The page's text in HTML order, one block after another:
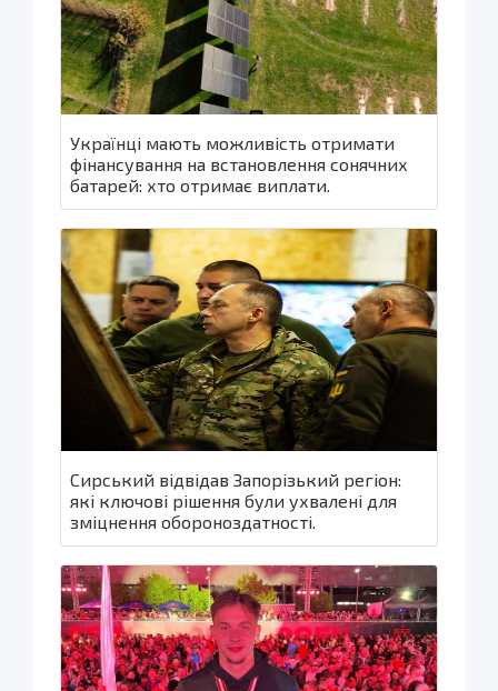
Українці мають можливість отримати
фінансування на встановлення сонячних
батарей: хто отримає виплати.
Сирський відвідав Запорізький регіон:
які ключові рішення були ухвалені для
зміцнення обороноздатності.